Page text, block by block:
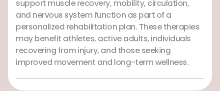
support muscle recovery, mobility, circulation,
and nervous system function as part of a
personalized rehabilitation plan. These therapies
may benefit athletes, active adults, individuals
recovering from injury, and those seeking
improved movement and long-term wellness.